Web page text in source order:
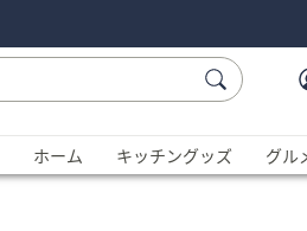
ホーム キッチングッズ グル